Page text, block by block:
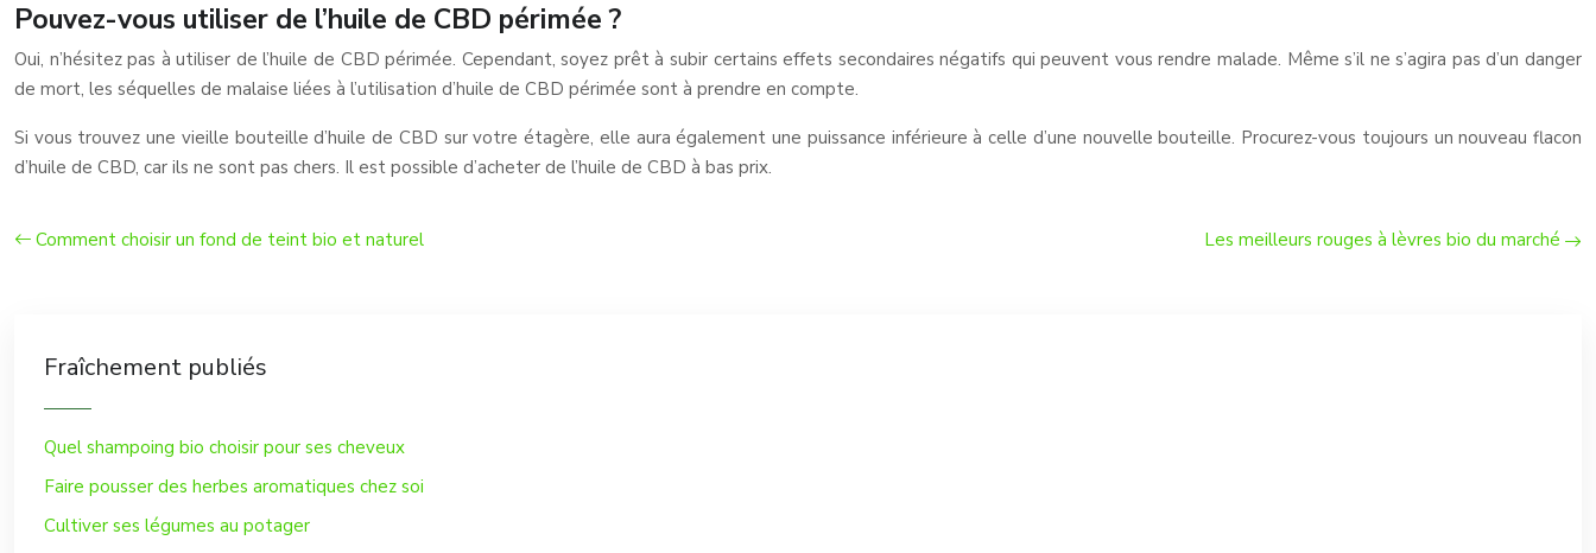
Pouvez-vous utiliser de l’huile de CBD périmée ?
Oui, n’hésitez pas à utiliser de l’huile de CBD périmée. Cependant, soyez prêt à subir certains effets secondaires négatifs qui peuvent vous rendre malade. Même s’il ne s’agira pas d’un danger
de mort, les séquelles de malaise liées à l’utilisation d’huile de CBD périmée sont à prendre en compte.
Si vous trouvez une vieille bouteille d’huile de CBD sur votre étagère, elle aura également une puissance inférieure à celle d’une nouvelle bouteille. Procurez-vous toujours un nouveau flacon
d’huile de CBD, car ils ne sont pas chers. Il est possible d’acheter de l’huile de CBD à bas prix.
Comment choisir un fond de teint bio et naturel Les meilleurs rouges à lèvres bio du marché
Fraîchement publiés
Quel shampoing bio choisir pour ses cheveux
Faire pousser des herbes aromatiques chez soi
Cultiver ses légumes au potager